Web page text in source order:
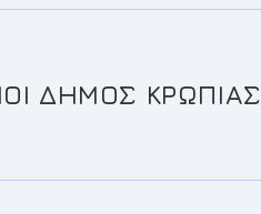
ΔΗΜΟΣ ΚΡΩΠΙΑΣ